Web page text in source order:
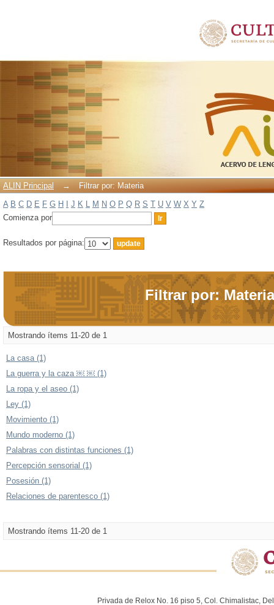
ALIN Principal →
Filtrar por: Materia
A B C D E F G H J K L M N O P Q R S T U V W X Y Z
Comienza por
Resultados por página:
Filtrar por: Materia
Mostrando ítems 11-20 de 1
La casa (1)
La guerra y la caza ￼ ￼ (1)
La ropa y el aseo (1)
Ley (1)
Movimiento (1)
Mundo moderno (1)
Palabras con distintas funciones (1)
Percepción sensorial (1)
Posesión (1)
Relaciones de parentesco (1)
Mostrando ítems 11-20 de 1
Privada de Relox No. 16 piso 5, Col. Chimalistac,